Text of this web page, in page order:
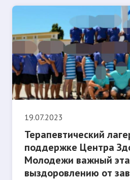
19.07.2023
Терапевтический
поддержке Центра
Молодежи важный
выздоровлению от